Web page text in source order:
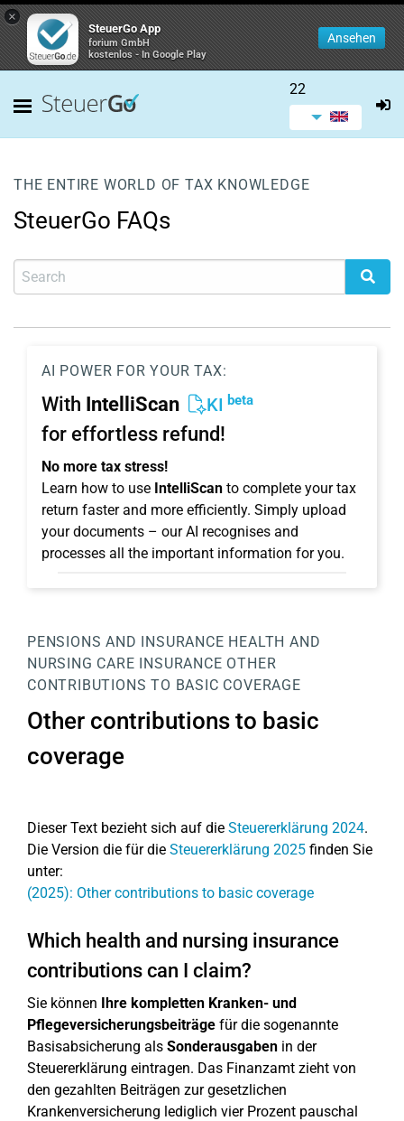
×
SteuerGo App
forium GmbH
kostenlos - In Google Play
Ansehen
22
THE ENTIRE WORLD OF TAX KNOWLEDGE
SteuerGo FAQs
AI POWER FOR YOUR TAX:
With IntelliScan KI beta
for effortless refund!
No more tax stress!
Learn how to use IntelliScan to complete your tax
return faster and more efficiently. Simply upload
your documents – our AI recognises and
processes all the important information for you.
PENSIONS AND INSURANCE HEALTH AND
NURSING CARE INSURANCE OTHER
CONTRIBUTIONS TO BASIC COVERAGE
Other contributions to basic
coverage
Dieser Text bezieht sich auf die Steuererklärung 2024.
Die Version die für die Steuererklärung 2025 finden Sie
unter:
(2025): Other contributions to basic coverage
Which health and nursing insurance
contributions can I claim?
Sie können Ihre kompletten Kranken- und
Pflegeversicherungsbeiträge für die sogenannte
Basisabsicherung als Sonderausgaben in der
Steuererklärung eintragen. Das Finanzamt zieht von
den gezahlten Beiträgen zur gesetzlichen
Krankenversicherung lediglich vier Prozent pauschal